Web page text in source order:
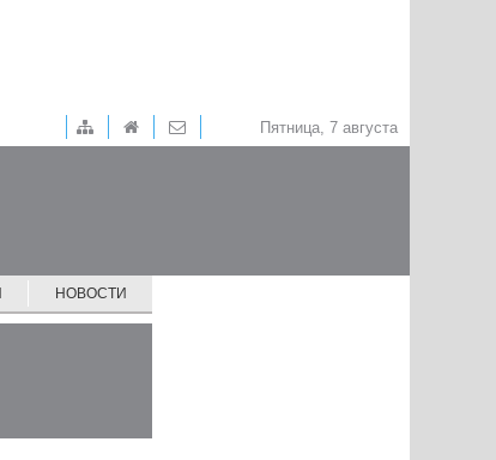
Пятница, 7 августа
НОВОСТИ